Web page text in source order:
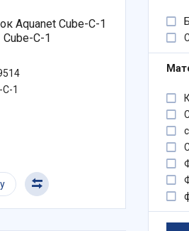
Aquanet Cube-C-1
C-1
1